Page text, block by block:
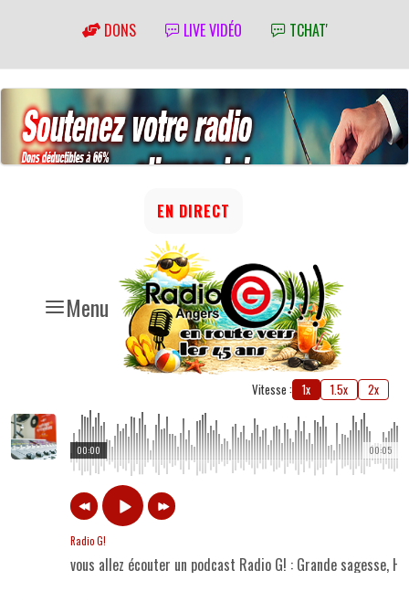
DONS LIVE VIDÉO TCHAT'
Menu
EN DIRECT
Vitesse : 1x 1.5x 2x
00:05
00:00
Radio G!
vous allez écouter un podcast Radio G! : Grande sagesse,